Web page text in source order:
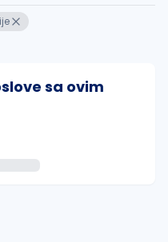
sa ovim